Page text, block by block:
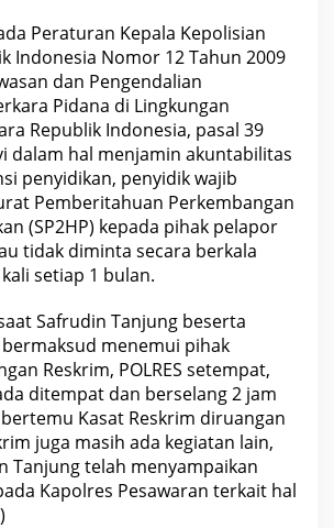
Peraturan Kepala Kepolisian
Indonesia Nomor 12 Tahun 2009
dan Pengendalian
Pidana di Lingkungan
Republik Indonesia, pasal 39
dalam hal menjamin akuntabilitas
penyidikan, penyidik wajib
Pemberitahuan Perkembangan
(SP2HP) kepada pihak pelapor
tidak diminta secara berkala
setiap 1 bulan.
Safrudin Tanjung beserta
bermaksud menemui pihak
Reskrim, POLRES setempat,
ditempat dan berselang 2 jam
Kasat Reskrim diruangan
juga masih ada kegiatan lain,
Tanjung telah menyampaikan
Kapolres Pesawaran terkait hal